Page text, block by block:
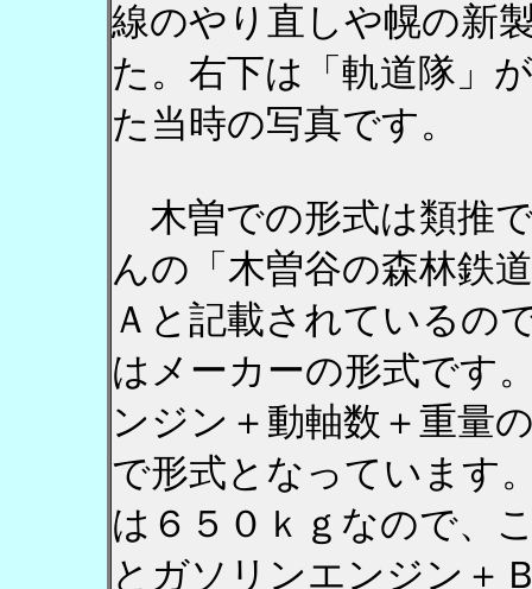
線のやり直しや幌の新
た。右下は「軌道隊」
た当時の写真です。
木曽での形式は類推
んの「木曽谷の森林鉄
Ａと記載されているの
はメーカーの形式です
ンジン＋動軸数＋重量
で形式となっています
は６５０ｋｇなので、
とガソリンエンジン＋